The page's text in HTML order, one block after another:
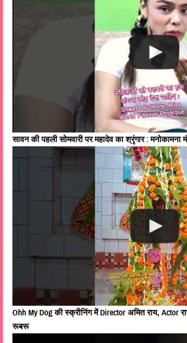
सावन की पहली सोमवारी पर महादेव का श्रृंगार : मनोकामना
Ohh My Dog की स्क्रीनिंग में Director अमित राय, Actor
रूबरू